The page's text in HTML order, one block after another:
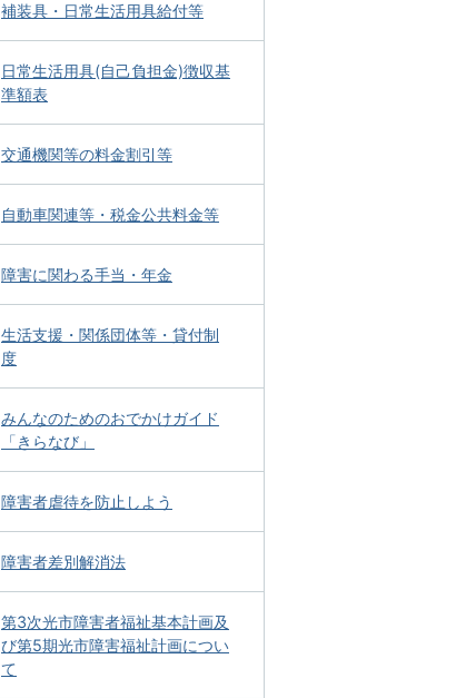
補装具・日常生活用具給付等
日常生活用具(自己負担金)徴収基
準額表
交通機関等の料金割引等
自動車関連等・税金公共料金等
障害に関わる手当・年金
生活支援・関係団体等・貸付制
度
みんなのためのおでかけガイド
「きらなび」
障害者虐待を防止しよう
障害者差別解消法
第3次光市障害者福祉基本計画及
び第5期光市障害福祉計画につい
て